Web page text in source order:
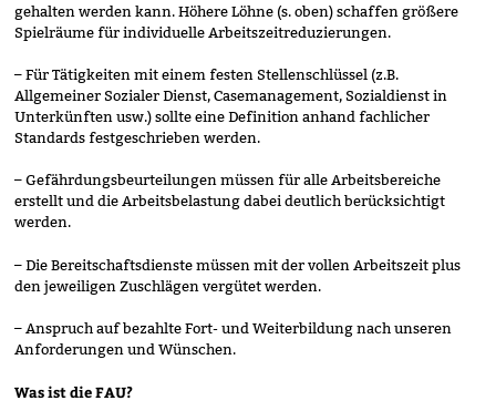
gehalten werden kann. Höhere Löhne (s. oben) schaffen größere
Spielräume für individuelle Arbeitszeitreduzierungen.
– Für Tätigkeiten mit einem festen Stellenschlüssel (z.B.
Allgemeiner Sozialer Dienst, Casemanagement, Sozialdienst in
Unterkünften usw.) sollte eine Definition anhand fachlicher
Standards festgeschrieben werden.
– Gefährdungsbeurteilungen müssen für alle Arbeitsbereiche
erstellt und die Arbeitsbelastung dabei deutlich berücksichtigt
werden.
– Die Bereitschaftsdienste müssen mit der vollen Arbeitszeit plus
den jeweiligen Zuschlägen vergütet werden.
– Anspruch auf bezahlte Fort- und Weiterbildung nach unseren
Anforderungen und Wünschen.
Was ist die FAU?